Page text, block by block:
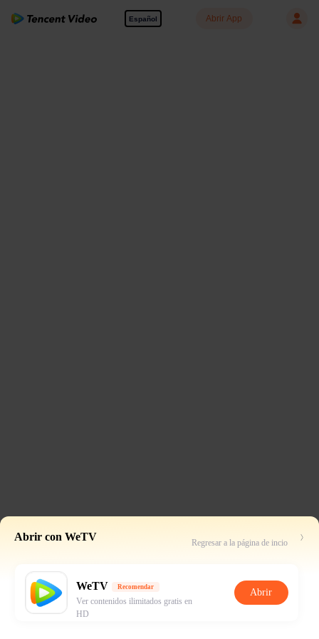
Español Abrir App
Abrir con WeTV Regresar a la página de incio
WeTV Recomendar
Ver contenidos ilimitados gratis en
HD
Abrir